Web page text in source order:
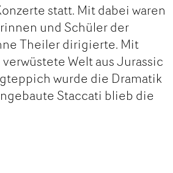
statt. Mit dabei waren
und Schüler der
Theiler dirigierte. Mit
Welt aus Jurassic
wurde die Dramatik
Staccati blieb die